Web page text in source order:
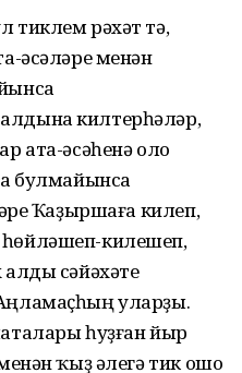
тиклем рәхәт тә,
әсәләре менән
килтерһәләр,
ата-әсәһенә оло
булмайынса
Ҡаҙыршаға килеп,
килешеп,
сәйәхәте
уларҙы.
һуҙған йыр
ҡыҙ әлегә тик ошо